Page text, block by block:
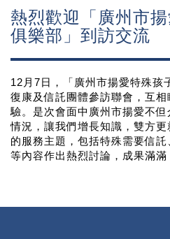
熱烈歡迎「廣州市
俱樂部」到訪交流
12月7日，「廣州市揚愛特殊孩
復康及信託團體參訪聯會，互
驗。是次會面中廣州市揚愛不
情況，讓我們增長知識，雙方
的服務主題，包括特殊需要信
等內容作出熱烈討論，成果滿滿